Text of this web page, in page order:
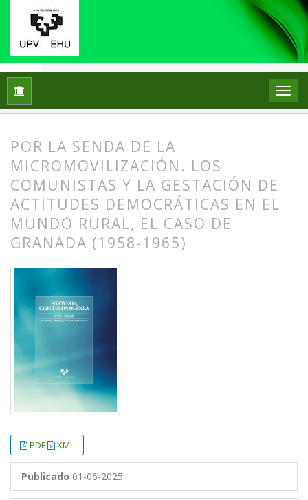
Inicio
POR LA SENDA DE LA
MICROMOVILIZACIÓN. LOS
COMUNISTAS Y LA GESTACIÓN DE
ACTITUDES DEMOCRÁTICAS EN EL
MUNDO RURAL, EL CASO DE
GRANADA (1958-1965)
PDF XML
Publicado 01-06-2025